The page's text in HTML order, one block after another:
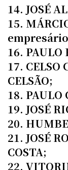
14. JOSÉ
15.
16.
17. CELSO
CELSÃO;
18. PAULO
19. JOSÉ
20.
21. JOSÉ
COSTA;
22.